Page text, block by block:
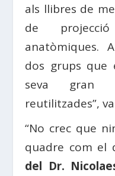
als llibres de
de
anatòmiques.
dos grups que
seva gran
reutilitzades”,
“No crec que
quadre com el
del Dr.